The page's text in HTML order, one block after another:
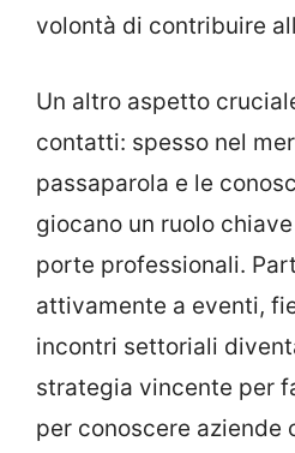
volontà di contribuire
Un altro aspetto
contatti: spesso nel
passaparola e le
giocano un ruolo
porte professionali.
attivamente a eventi,
incontri settoriali
strategia vincente per
per conoscere aziende